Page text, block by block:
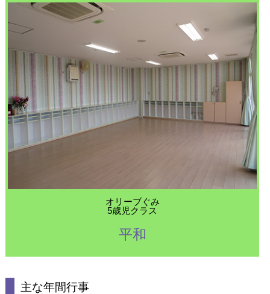
オリーブぐみ
5歳児クラス
平和
主な年間行事